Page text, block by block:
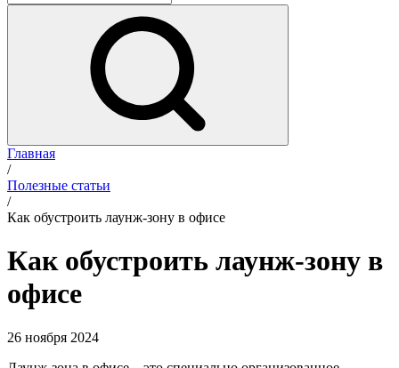
Главная
/
Полезные статьи
/
Как обустроить лаунж-зону в офисе
Как обустроить лаунж-зону в
офисе
26 ноября 2024